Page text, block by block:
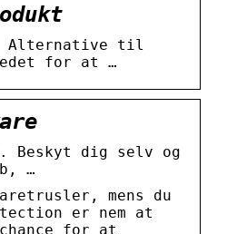
Alternative til
for at …
Beskyt dig selv og
…
mens du
er nem at
for at